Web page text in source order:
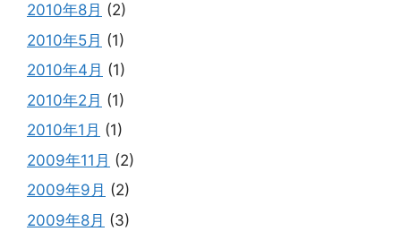
2010年8月 (2)
2010年5月 (1)
2010年4月 (1)
2010年2月 (1)
2010年1月 (1)
2009年11月 (2)
2009年9月 (2)
2009年8月 (3)